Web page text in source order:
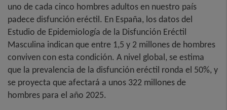
uno de cada cinco hombres adultos en nuestro país
padece disfunción eréctil. En España, los datos del
Estudio de Epidemiología de la Disfunción Eréctil
Masculina indican que entre 1,5 y 2 millones de hombres
conviven con esta condición. A nivel global, se estima
que la prevalencia de la disfunción eréctil ronda el 50%, y
se proyecta que afectará a unos 322 millones de
hombres para el año 2025.